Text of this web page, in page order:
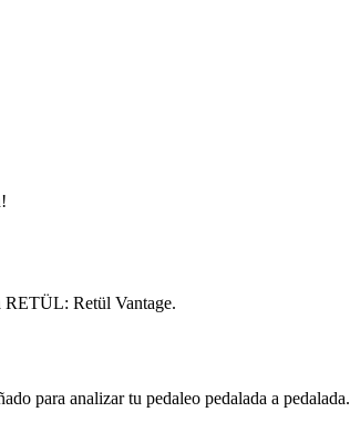
Retül Vantage.
para analizar tu pedaleo pedalada a pedalada.